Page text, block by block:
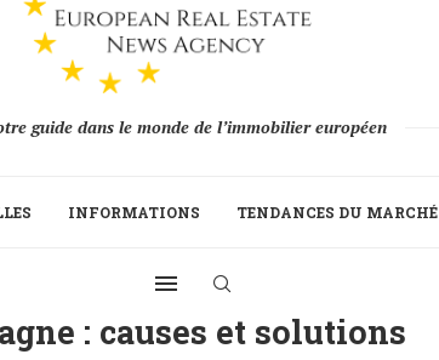
guide dans le monde de l’immobilier européen
INFORMATIONS TENDANCES DU MARCHÉ
: causes et solutions